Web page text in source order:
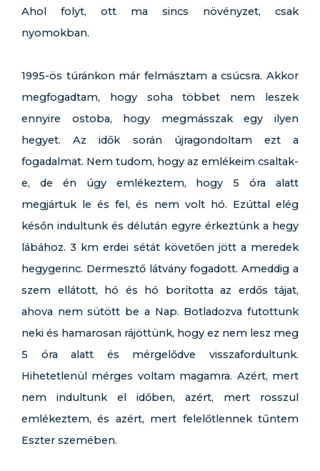
Ahol folyt, ott ma sincs növényzet, csak
nyomokban.
1995-ös túránkon már felmásztam a csúcsra. Akkor
megfogadtam, hogy soha többet nem leszek
ennyire ostoba, hogy megmásszak egy ilyen
hegyet. Az idők során újragondoltam ezt a
fogadalmat. Nem tudom, hogy az emlékeim csaltak-
e, de én úgy emlékeztem, hogy 5 óra alatt
megjártuk le és fel, és nem volt hó. Ezúttal elég
későn indultunk és délután egyre érkeztünk a hegy
lábához. 3 km erdei sétát követően jött a meredek
hegygerinc. Dermesztő látvány fogadott. Ameddig a
szem ellátott, hó és hó borította az erdős tájat,
ahova nem sütött be a Nap. Botladozva futottunk
neki és hamarosan rájöttünk, hogy ez nem lesz meg
5 óra alatt és mérgelődve visszafordultunk.
Hihetetlenül mérges voltam magamra. Azért, mert
nem indultunk el időben, azért, mert rosszul
emlékeztem, és azért, mert felelőtlennek tűntem
Eszter szemében.